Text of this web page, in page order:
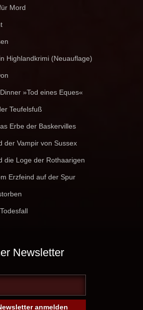
Mord
Highlandkrimi (Neuauflage)
»Tod eines Eques«
Teufelsfuß
Erbe der Baskervilles
der Vampir von Sussex
die Loge der Rothaarigen
Erzfeind auf der Spur
Newsletter